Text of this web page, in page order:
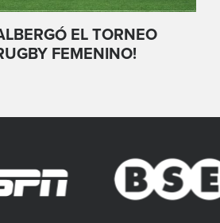
EL TORNEO
FEMENINO!